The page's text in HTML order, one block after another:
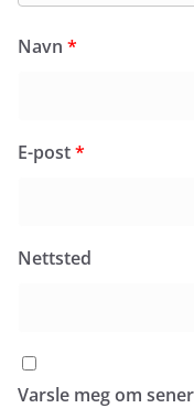
Navn *
E-post*
Nettsted
Varsle meg om